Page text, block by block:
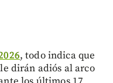
, todo indica que
le dirán adiós al arco